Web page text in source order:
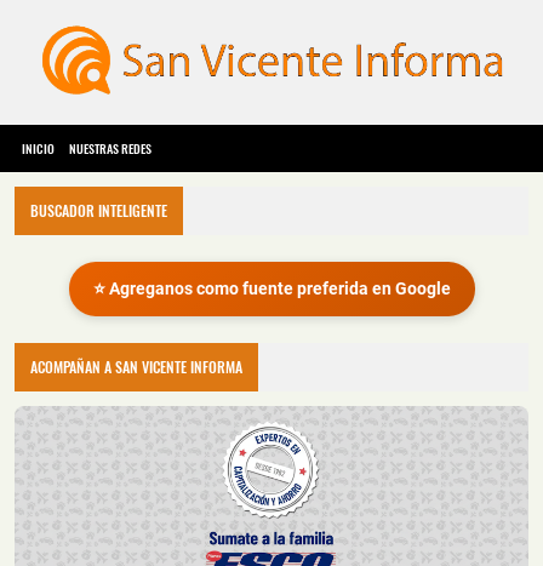
INICIO NUESTRAS REDES
BUSCADOR INTELIGENTE
⭐ Agreganos como fuente preferida en Google
ACOMPAÑAN A SAN VICENTE INFORMA